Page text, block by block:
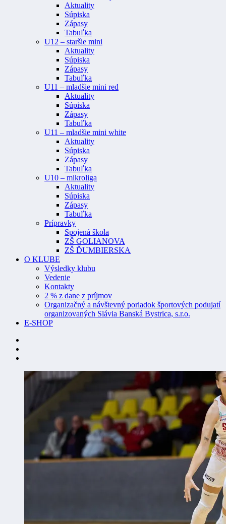
Aktuality
Súpiska
Zápasy
Tabuľka
U12 – staršie mini
Aktuality
Súpiska
Zápasy
Tabuľka
U11 – mladšie mini red
Aktuality
Súpiska
Zápasy
Tabuľka
U11 – mladšie mini white
Aktuality
Súpiska
Zápasy
Tabuľka
U10 – mikroliga
Aktuality
Súpiska
Zápasy
Tabuľka
Prípravky
Spojená škola
ZŠ GOLIANOVA
ZŠ ĎUMBIERSKA
O KLUBE
Výsledky klubu
Vedenie
Kontakty
2 % z dane z príjmov
Organizačný a návštevný poriadok športových podujatí
organizovaných Slávia Banská Bystrica, s.r.o.
E-SHOP